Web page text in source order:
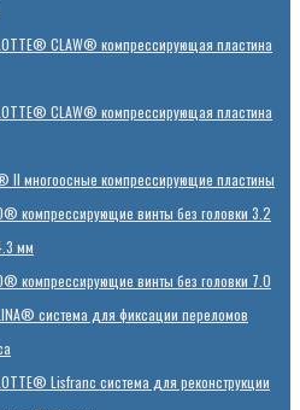
CLAW® компрессирующая пластина
CLAW® компрессирующая пластина
II многоосные компрессирующие пластины
компрессирующие винты без головки 3.2
мм
компрессирующие винты без головки 7.0
система для фиксации переломов
Lisfranc система для реконструкции